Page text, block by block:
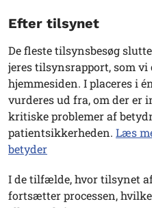
Efter tilsynet
De fleste tilsynsbesøg
jeres tilsynsrapport, som
hjemmesiden. I placeres i
vurderes ud fra, om der er
kritiske problemer af
patientsikkerheden. Læs
betyder
I de tilfælde, hvor tilsynet
fortsætter processen,